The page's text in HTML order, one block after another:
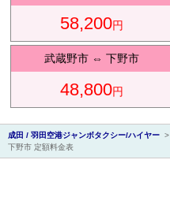
介
58,200円
武蔵野市 ⇔下野市
48,800円
成田 / 羽田空港ジャンボタクシー/ハイヤー >
下野市 定額料金表